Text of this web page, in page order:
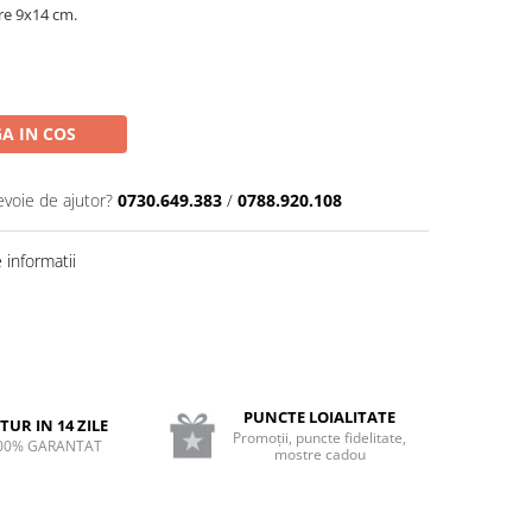
9x14 cm.
IN COS
de ajutor? 0730.649.383 / 0788.920.108
informatii
IN 14 ZILE
GARANTAT
PUNCTE LOIALITATE
Promoții, puncte fidelitate,
mostre cadou